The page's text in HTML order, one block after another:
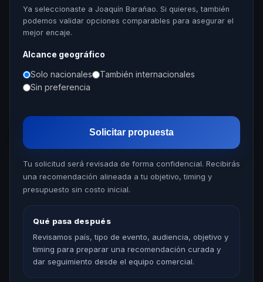
Ya seleccionaste a Joaquín Barañao. Si quieres, también
podemos validar opciones comparables para asegurar el
mejor encaje.
Alcance geográfico
Solo nacionales
También internacionales
Sin preferencia
Solicitar propuesta
Tu solicitud será revisada de forma confidencial. Recibirás
una recomendación alineada a tu objetivo, timing y
presupuesto sin costo inicial.
Qué pasa después
Revisamos país, tipo de evento, audiencia, objetivo y
timing para preparar una recomendación curada y
dar seguimiento desde el equipo comercial.